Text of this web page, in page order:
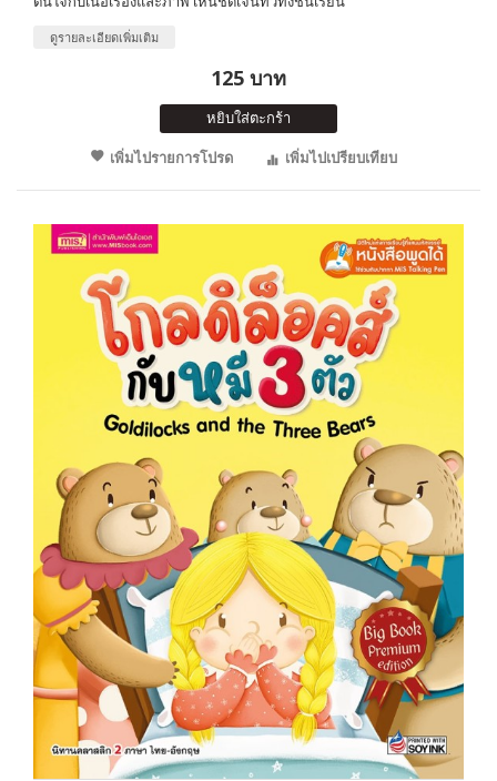
ดูรายละเอียดเพิ่มเติม
125 บาท
หยิบใส่ตะกร้า
เพิ่มไปรายการโปรด
เพิ่มไปเปรียบเทียบ